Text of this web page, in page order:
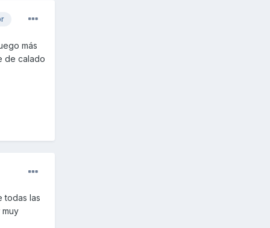
más
de calado
todas las
muy